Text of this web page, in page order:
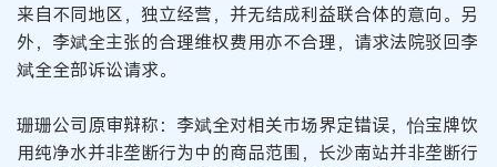
来自不同地区，独立经营，并无结成利益联合体的意向。另
外，李斌全主张的合理维权费用亦不合理，请求法院驳回李
斌全全部诉讼请求。
珊珊公司原审辩称：李斌全对相关市场界定错误，怡宝牌饮
用纯净水并非垄断行为中的商品范围，长沙南站并非垄断行